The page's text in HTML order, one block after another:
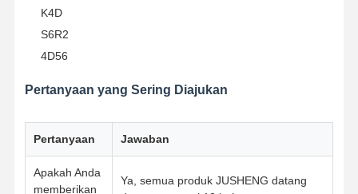
K4D
S6R2
4D56
Pertanyaan yang Sering Diajukan
Pertanyaan Jawaban
Apakah Anda
memberikan
Ya, semua produk JUSHENG datang